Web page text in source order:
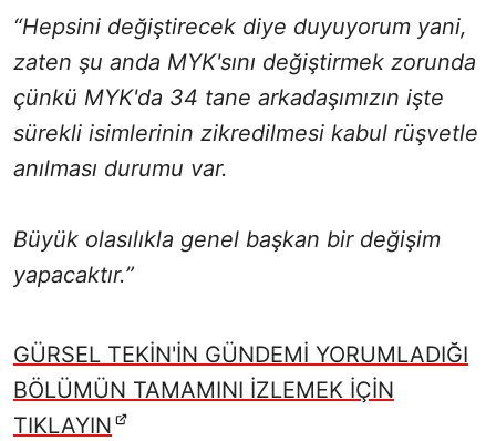
“Hepsini değiştirecek diye duyuyorum yani,
zaten şu anda MYK'sını değiştirmek zorunda
çünkü MYK'da 34 tane arkadaşımızın işte
sürekli isimlerinin zikredilmesi kabul rüşvetle
anılması durumu var.
Büyük olasılıkla genel başkan bir değişim
yapacaktır.”
GÜRSEL TEKİN'İN GÜNDEMİ YORUMLADIĞI
BÖLÜMÜN TAMAMINI İZLEMEK İÇİN
TIKLAYIN